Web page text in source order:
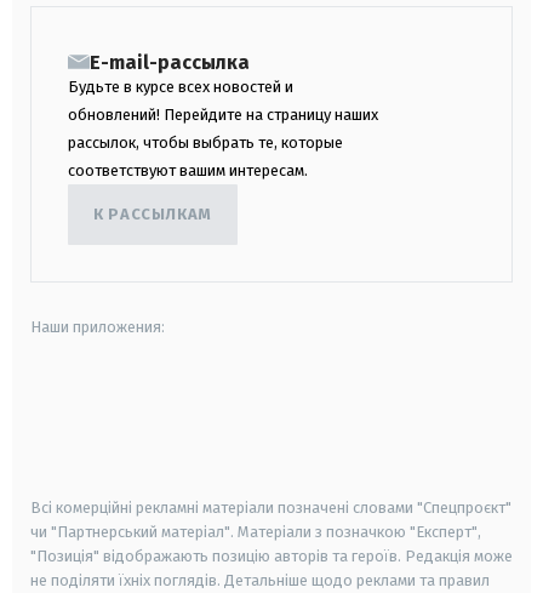
E-mail-рассылка
Будьте в курсе всех новостей и
обновлений! Перейдите на страницу наших
рассылок, чтобы выбрать те, которые
соответствуют вашим интересам.
К РАССЫЛКАМ
Наши приложения:
Всі комерційні рекламні матеріали позначені словами "Спецпроєкт"
чи "Партнерський матеріал". Матеріали з позначкою "Експерт",
"Позиція" відображають позицію авторів та героїв. Редакція може
не поділяти їхніх поглядів. Детальніше щодо реклами та правил